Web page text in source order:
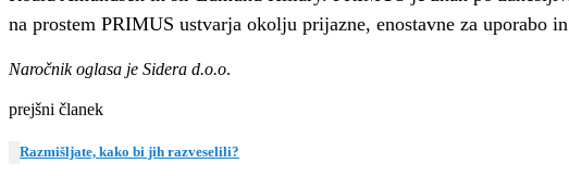
na prostem PRIMUS ustvarja okolju prijazne, enostavne za uporabo
Naročnik oglasa je Sidera d.o.o.
prejšni članek
Razmišljate, kako bi jih razveselili?